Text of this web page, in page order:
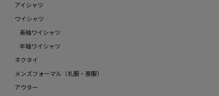
アイシャツ
ワイシャツ
長袖ワイシャツ
半袖ワイシャツ
ネクタイ
メンズフォーマル（礼服・喪服）
アウター